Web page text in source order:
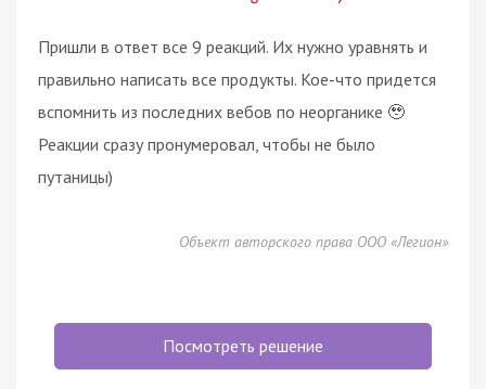
Пришли в ответ все 9 реакций. Их нужно уравнять и
правильно написать все продукты. Кое-что придется
вспомнить из последних вебов по неорганике 🥹
Реакции сразу пронумеровал, чтобы не было
путаницы)
Объект авторского права ООО «Легион»
Посмотреть решение